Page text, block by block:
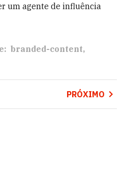
um agente de influência
branded-content
PRÓXIMO